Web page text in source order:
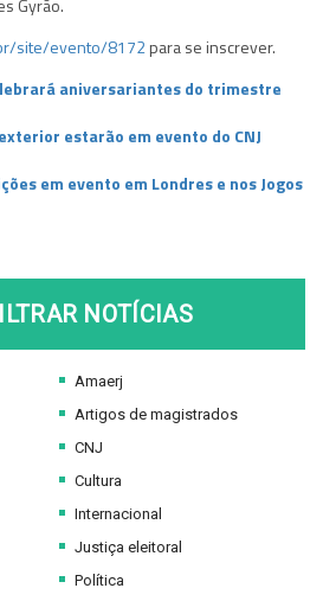
site/evento/8172para se inscrever.
aniversariantes do trimestre
estarão em evento do CNJ
em evento em Londres e nos Jogos
NOTÍCIAS
Amaerj
Artigos de magistrados
CNJ
Cultura
Internacional
Justiça eleitoral
Política